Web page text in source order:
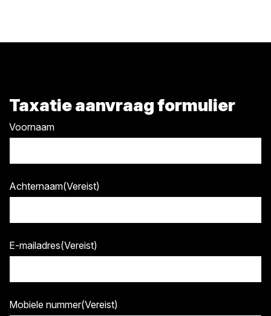
Taxatie aanvraag formulier
Voornaam
Achternaam(Vereist)
E-mailadres(Vereist)
Mobiele nummer(Vereist)